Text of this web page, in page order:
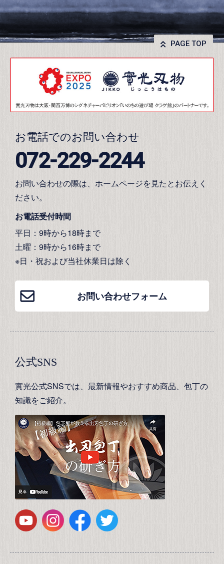
PAGE TOP
お電話でのお問い合わせ
072-229-2244
お問い合わせの際は、ホームページを見たとお伝えく
ださい。
お電話受付時間
平日：9時から18時まで
土曜：9時から16時まで
※日・祝および当社休業日は除く
お問い合わせフォーム
公式SNS
實光公式SNSでは、最新情報やおすすめ商品、包丁の
知識をご紹介。